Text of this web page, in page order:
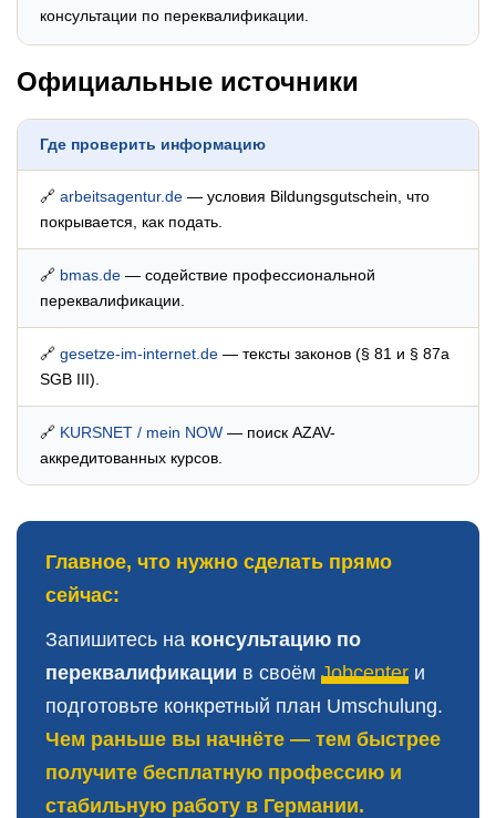
консультации по переквалификации.
Официальные источники
Где проверить информацию
🔗 arbeitsagentur.de — условия Bildungsgutschein, что
покрывается, как подать.
🔗 bmas.de — содействие профессиональной
переквалификации.
🔗 gesetze-im-internet.de — тексты законов (§ 81 и § 87a
SGB III).
🔗 KURSNET / mein NOW — поиск AZAV-
аккредитованных курсов.
Главное, что нужно сделать прямо
сейчас:
Запишитесь на консультацию по
переквалификации в своём Jobcenter и
подготовьте конкретный план Umschulung.
Чем раньше вы начнёте — тем быстрее
получите бесплатную профессию и
стабильную работу в Германии.